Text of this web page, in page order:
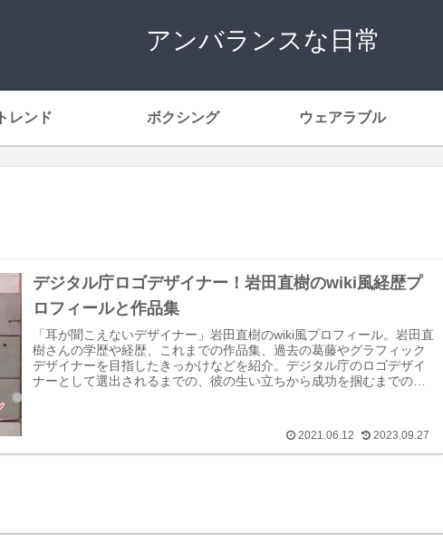
アンバランスな日常
トレンド ボクシング ウェアラブル
デジタル庁ロゴデザイナー！岩田直樹のwiki風経歴プ
ロフィールと作品集
「耳が聞こえないデザイナー」岩田直樹のwiki風プロフィール。岩田直
樹さんの学歴や経歴、これまでの作品集、過去の葛藤やグラフィック
デザイナーを目指したきっかけなどを紹介。デジタル庁のロゴデザイ
ナーとして選出されるまでの、彼の生い立ちから成功を掴むまでの経
2021.06.12 2023.09.27